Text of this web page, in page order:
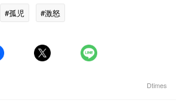
#孤児 #激怒
Dtimes